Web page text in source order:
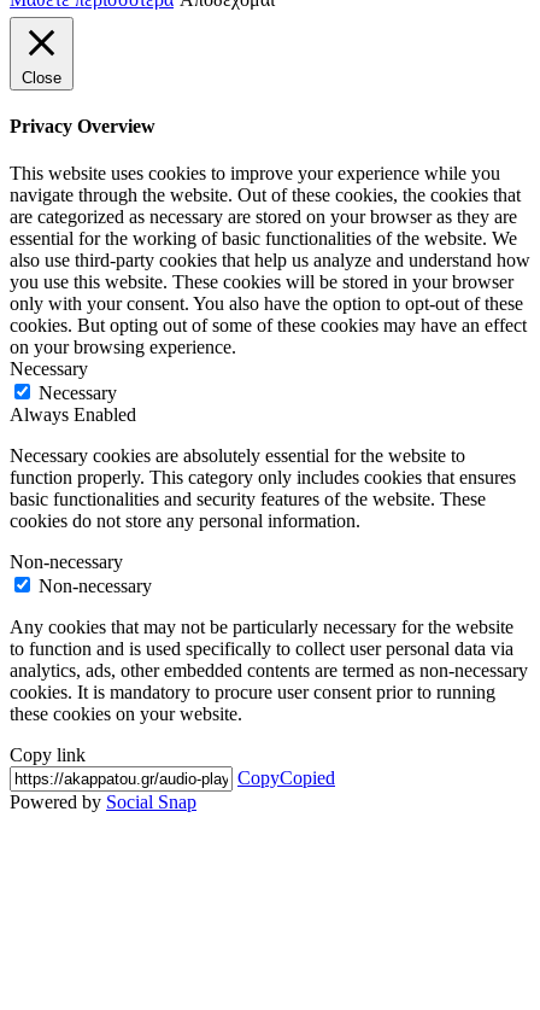
Close
Privacy Overview
This website uses cookies to improve your experience while you
navigate through the website. Out of these cookies, the cookies that
are categorized as necessary are stored on your browser as they are
essential for the working of basic functionalities of the website. We
also use third-party cookies that help us analyze and understand how
you use this website. These cookies will be stored in your browser
only with your consent. You also have the option to opt-out of these
cookies. But opting out of some of these cookies may have an effect
on your browsing experience.
Necessary
Necessary
Always Enabled
Necessary cookies are absolutely essential for the website to
function properly. This category only includes cookies that ensures
basic functionalities and security features of the website. These
cookies do not store any personal information.
Non-necessary
Non-necessary
Any cookies that may not be particularly necessary for the website
to function and is used specifically to collect user personal data via
analytics, ads, other embedded contents are termed as non-necessary
cookies. It is mandatory to procure user consent prior to running
these cookies on your website.
Copy link
CopyCopied
Powered by Social Snap